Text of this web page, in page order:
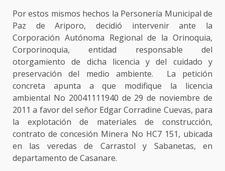
Por estos mismos hechos la Personería Municipal de
Paz de Ariporo, decidió intervenir ante la
Corporación Autónoma Regional de la Orinoquia,
Corporinoquia, entidad responsable del
otorgamiento de dicha licencia y del cuidado y
preservación del medio ambiente. La petición
concreta apunta a que modifique la licencia
ambiental No 20041111940 de 29 de noviembre de
2011 a favor del señor Edgar Corradine Cuevas, para
la explotación de materiales de construcción,
contrato de concesión Minera No HC7 151, ubicada
en las veredas de Carrastol y Sabanetas, en
departamento de Casanare.